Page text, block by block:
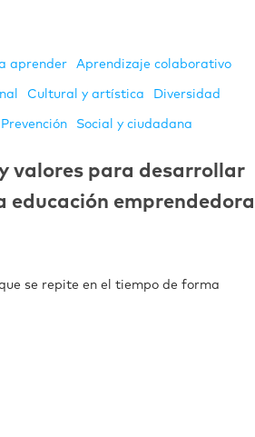
aprender Aprendizaje colaborativo
Cultural y artística Diversidad
Prevención Social y ciudadana
valores para desarrollar
educación
se repite en el tiempo de forma